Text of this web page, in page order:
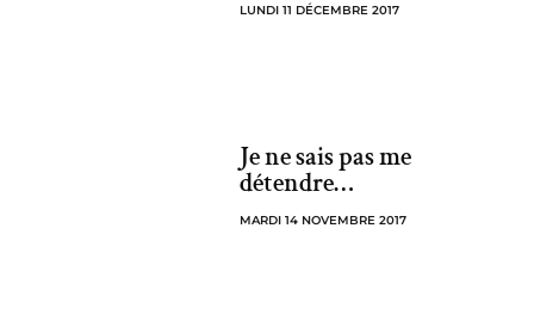
LUNDI 11 DÉCEMBRE 2017
Je ne sais pas me
détendre…
MARDI 14 NOVEMBRE 2017